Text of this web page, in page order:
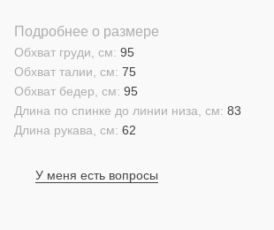
Подробнее о размере
Длина рукава, см: 62
Длина по спинке до линии низа, см: 83
Обхват бедер, см: 95
Обхват талии, см: 75
Обхват груди, см: 95
У меня есть вопросы